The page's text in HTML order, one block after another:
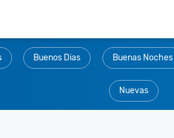
Buenos Dias Buenas Noches
Nuevas